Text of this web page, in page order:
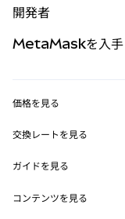
パーペチュアル
RWA
開発者
MetaMask Connect
Snaps
Web3サービス
MetaMaskを入手
セキュリティ
サポート
価格を見る
イーサリアムの価格
Solanaの価格
交換レートを見る
ETH→USD
USDT→INR
ガイドを見る
ETHの購入
コンテンツを見る